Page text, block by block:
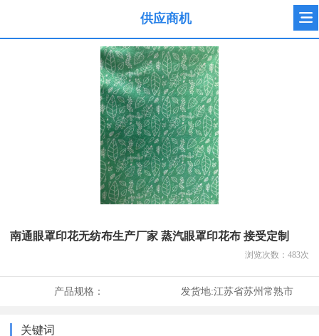
供应商机
南通眼罩印花无纺布生产厂家 蒸汽眼罩印花布 接受定制
浏览次数： 483次
产品规格： 发货地:江苏省苏州常熟市
关键词